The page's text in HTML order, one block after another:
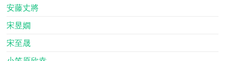
安藤丈將
宋昱嫺
宋至晟